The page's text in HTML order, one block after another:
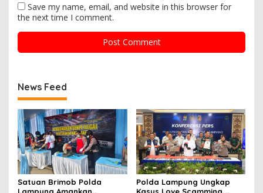
Save my name, email, and website in this browser for
the next time I comment.
News Feed
Satuan Brimob Polda
Lampung Amankan
Polda Lampung Ungkap
Kasus Love Scamming,